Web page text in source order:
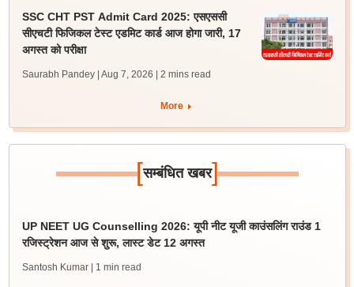
SSC CHT PST Admit Card 2025: एसएससी
सीएचटी फिजिकल टेस्ट एडमिट कार्ड आज होगा जारी, 17
अगस्त को परीक्षा
Saurabh Pandey | Aug 7, 2026 | 2 mins read
More
[सम्बंधित खबर]
UP NEET UG Counselling 2026: यूपी नीट यूजी काउंसलिंग राउंड 1
रजिस्ट्रेशन आज से शुरू, लास्ट डेट 12 अगस्त
Santosh Kumar | 1 min read